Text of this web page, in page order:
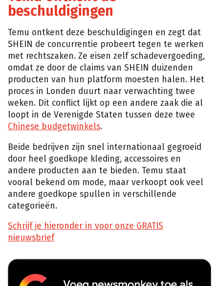
beschuldigingen
Temu ontkent deze beschuldigingen en zegt dat
SHEIN de concurrentie probeert tegen te werken
met rechtszaken. Ze eisen zelf schadevergoeding,
omdat ze door de claims van SHEIN duizenden
producten van hun platform moesten halen. Het
proces in Londen duurt naar verwachting twee
weken. Dit conflict lijkt op een andere zaak die al
loopt in de Verenigde Staten tussen deze twee
Chinese budgetwinkels.
Beide bedrijven zijn snel internationaal gegroeid
door heel goedkope kleding, accessoires en
andere producten aan te bieden. Temu staat
vooral bekend om mode, maar verkoopt ook veel
andere goedkope spullen in verschillende
categorieën.
Schrijf je hieronder in voor onze GRATIS
nieuwsbrief